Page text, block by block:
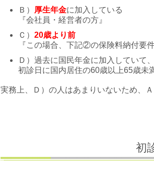
Ｂ） 厚生年金に加入している
『会社員・経営者の方』
Ｃ） 20歳より前
『この場合、下記②の保険料納付要
Ｄ）過去に国民年金に加入していて、
初診日に国内居住の60歳以上65歳未
実務上、Ｄ）の人はあまりいないため、
初